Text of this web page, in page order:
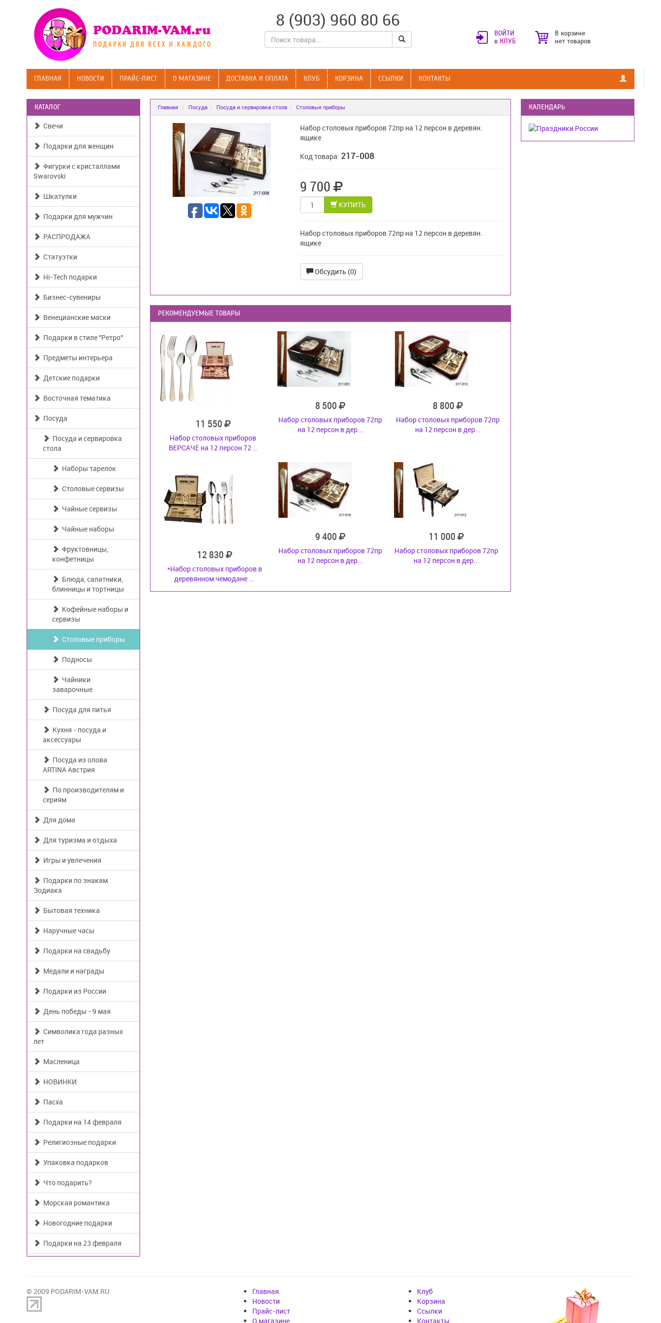
8 (903) 960 80 66
ВОЙТИ
в КЛУБ
В корзине
нет товаров
ГЛАВНАЯ НОВОСТИ ПРАЙС-ЛИСТ О МАГАЗИНЕ ДОСТАВКА И ОПЛАТА КЛУБ КОРЗИНА CСЫЛКИ КОНТАКТЫ
КАТАЛОГ
Свечи
Подарки для женщин
Фигурки с кристаллами
Swarovski
Шкатулки
Подарки для мужчин
РАСПРОДАЖА
Статуэтки
Hi-Tech подарки
Бизнес-сувениры
Венецианские маски
Подарки в стиле "Ретро"
Предметы интерьера
Детские подарки
Восточная тематика
Посуда
Посуда и сервировка
стола
Наборы тарелок
Столовые сервизы
Чайные сервизы
Чайные наборы
Фруктовницы,
конфетницы
Блюда, салатники,
блинницы и тортницы
Кофейные наборы и
сервизы
Столовые приборы
Подносы
Чайники
заварочные
Посуда для питья
Кухня - посуда и
аксессуары
Посуда из олова
ARTINA Австрия
По производителям и
сериям
Для дома
Для туризма и отдыха
Игры и увлечения
Подарки по знакам
Зодиака
Бытовая техника
Наручные часы
Подарки на свадьбу
Медали и награды
Подарки из России
День победы - 9 мая
Символика года разных
лет
Масленица
НОВИНКИ
Пасха
Подарки на 14 февраля
Религиозные подарки
Упаковка подарков
Что подарить?
Морская романтика
Новогодние подарки
Подарки на 23 февраля
Главная Посуда Посуда и сервировка стола Столовые приборы
Набор столовых приборов 72пр на 12 персон в деревян.
ящике
Код товара: 217-008
9 700
КУПИТЬ
Набор столовых приборов 72пр на 12 персон в деревян.
ящике
Обсудить (0)
РЕКОМЕНДУЕМЫЕ ТОВАРЫ
11 550
Набор столовых приборов
ВЕРСАЧЕ на 12 персон 72...
8 500
Набор столовых приборов 72пр
на 12 персон в дер...
8 800
Набор столовых приборов 72пр
на 12 персон в дер...
12 830
*Набор столовых приборов в
деревянном чемодане ...
9 400
Набор столовых приборов 72пр
на 12 персон в дер...
11 000
Набор столовых приборов 72пр
на 12 персон в дер...
КАЛЕНДАРЬ
© 2009 PODARIM-VAM.RU
Главная
Новости
Прайс-лист
О магазине
Клуб
Корзина
Cсылки
Контакты